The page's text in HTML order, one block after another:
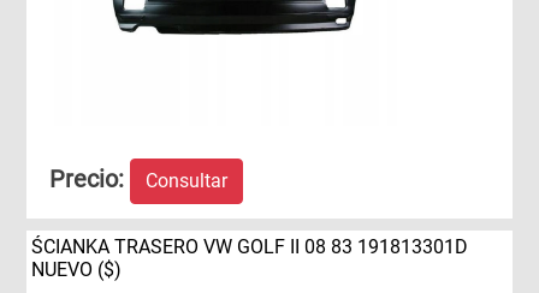
Precio: Consultar
ŚCIANKA TRASERO VW GOLF II 08 83 191813301D
NUEVO ($)